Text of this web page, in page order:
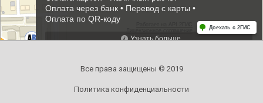
Все права защищены © 2019
Политика конфиденциальности